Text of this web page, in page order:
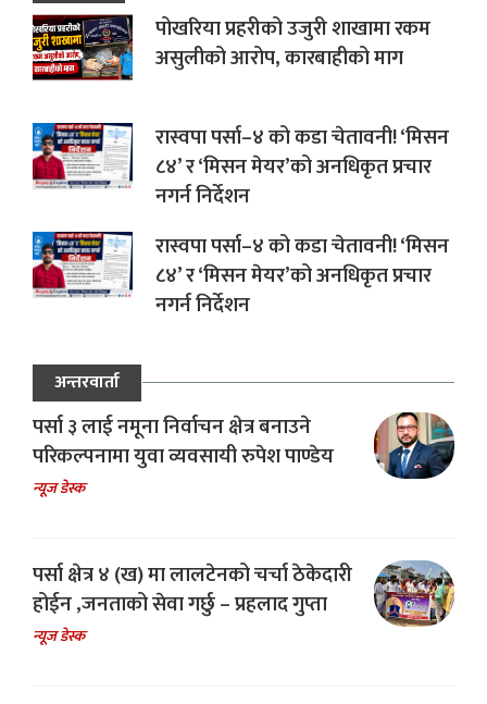
पोखरिया प्रहरीको उजुरी शाखामा रकम
असुलीको आरोप, कारबाहीको माग
रास्वपा पर्सा–४ को कडा चेतावनी! ‘मिसन
८४’ र ‘मिसन मेयर’को अनधिकृत प्रचार
नगर्न निर्देशन
रास्वपा पर्सा–४ को कडा चेतावनी! ‘मिसन
८४’ र ‘मिसन मेयर’को अनधिकृत प्रचार
नगर्न निर्देशन
अन्तरवार्ता
पर्सा ३ लाई नमूना निर्वाचन क्षेत्र बनाउने
परिकल्पनामा युवा व्यवसायी रुपेश पाण्डेय
न्यूज डेस्क
पर्सा क्षेत्र ४ (ख) मा लालटेनको चर्चा ठेकेदारी
होईन ,जनताको सेवा गर्छु – प्रहलाद गुप्ता
न्यूज डेस्क